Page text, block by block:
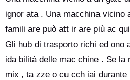
ignor ata . Una macchina vicino
famili are può att ir are più ac
Gli hub di trasporto richi ed ono
ida bilità delle mac chine . Se la
mix , ta zze o cu cch iai